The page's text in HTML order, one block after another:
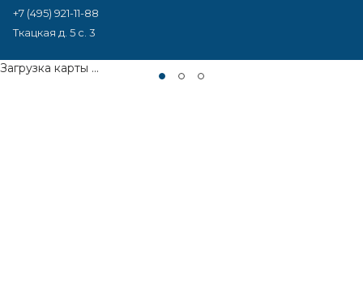
+7 (495) 921-11-88
Ткацкая д. 5 с. 3
Загрузка карты ...